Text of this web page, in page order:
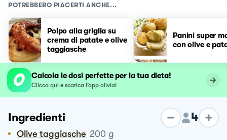
POTREBBERO PIACERTI ANCHE...
Polpo alla griglia su
crema di patate e olive
taggiasche
Panini super
con olive e
Calcola le dosi perfette per la tua dieta!
Clicca qui e scarica l’app olivia!
Ingredienti 4
Olive taggiasche 200 g